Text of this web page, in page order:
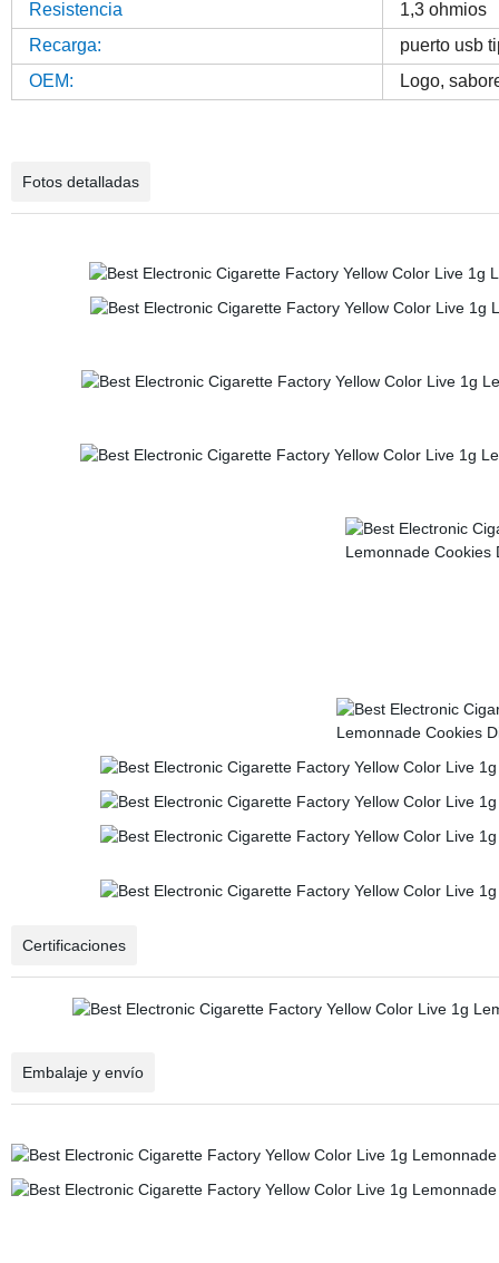
Resistencia
1,3 ohmios
Recarga:
puerto usb
OEM:
Logo,
Fotos detalladas
Certificaciones
Embalaje y envío